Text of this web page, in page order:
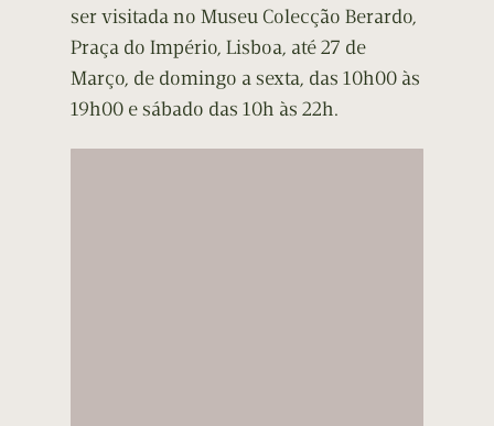
ser visitada no Museu Colecção Berardo,
Praça do Império, Lisboa, até 27 de
Março, de domingo a sexta, das 10h00 às
19h00 e sábado das 10h às 22h.